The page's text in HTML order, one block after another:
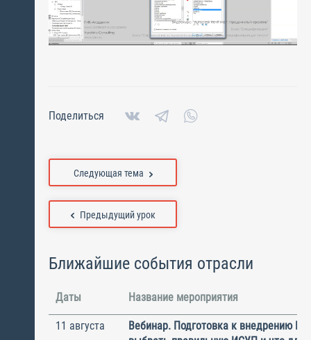
Поделиться
Предыдущий урок
Следующая тема
Ближайшие события отрасли
Даты Название мероприятия
11 августа
Вебинар. Подготовка к внедрению